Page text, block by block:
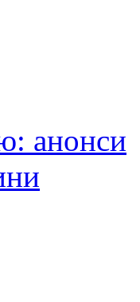
анонси